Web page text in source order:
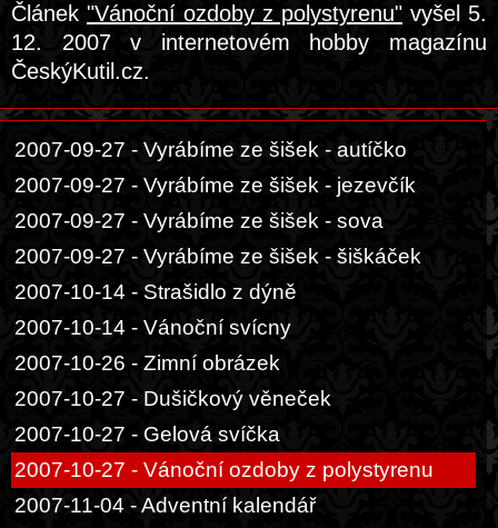
Článek "Vánoční ozdoby z polystyrenu" vyšel 5.
12. 2007 v internetovém hobby magazínu
ČeskýKutil.cz.
2007-09-27 - Vyrábíme ze šišek - autíčko
2007-09-27 - Vyrábíme ze šišek - jezevčík
2007-09-27 - Vyrábíme ze šišek - sova
2007-09-27 - Vyrábíme ze šišek - šiškáček
2007-10-14 - Strašidlo z dýně
2007-10-14 - Vánoční svícny
2007-10-26 - Zimní obrázek
2007-10-27 - Dušičkový věneček
2007-10-27 - Gelová svíčka
2007-10-27 - Vánoční ozdoby z polystyrenu
2007-11-04 - Adventní kalendář